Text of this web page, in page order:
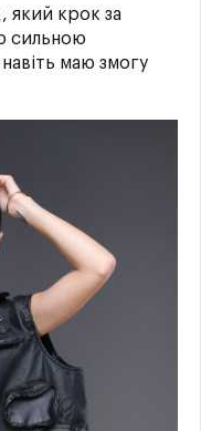
який крок за
сильною
маю змогу